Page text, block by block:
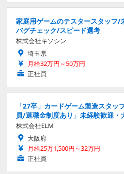
家庭用ゲームのテスタースタッフ
バグチェック/スピード選考
株式会社キソシン
埼玉県
月給32万円～50万円
正社員
「27卒」カードゲーム製造スタッ
員/退職金制度あり」未経験歓迎・
株式会社ELM
大阪府
月給25万1,500円～32万円
正社員